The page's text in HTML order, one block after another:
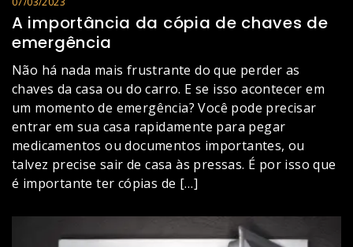
A importância da cópia de chaves de
emergência
Não há nada mais frustrante do que perder as
chaves da casa ou do carro. E se isso acontecer em
um momento de emergência? Você pode precisar
entrar em sua casa rapidamente para pegar
medicamentos ou documentos importantes, ou
talvez precise sair de casa às pressas. É por isso que
é importante ter cópias de […]